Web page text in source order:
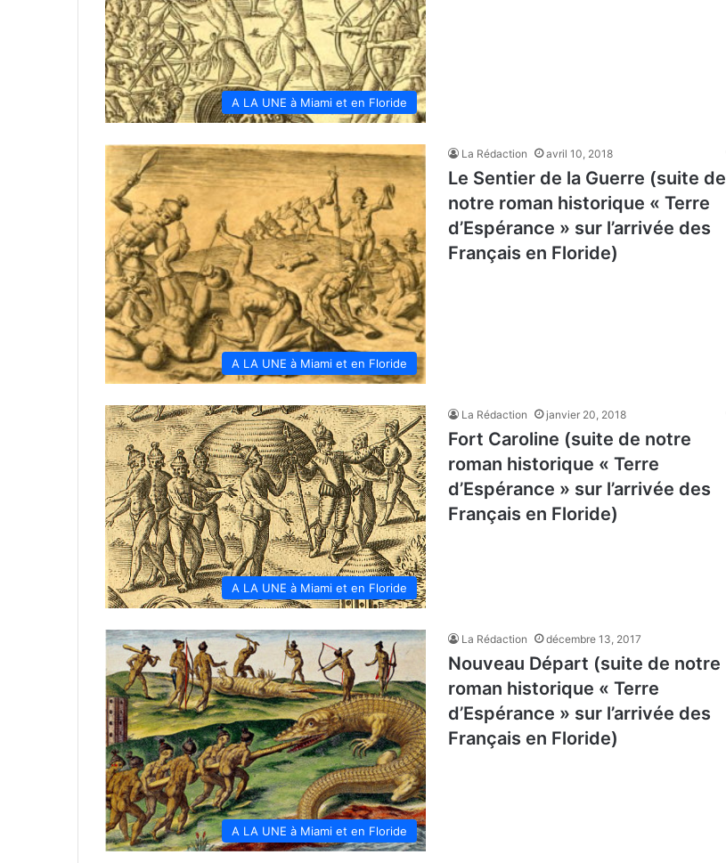
A LA UNE à Miami et en Floride
A LA UNE à Miami et en Floride
La Rédaction avril 10, 2018
Le Sentier de la Guerre (suite de
notre roman historique « Terre
d’Espérance » sur l’arrivée des
Français en Floride)
A LA UNE à Miami et en Floride
La Rédaction janvier 20, 2018
Fort Caroline (suite de notre
roman historique « Terre
d’Espérance » sur l’arrivée des
Français en Floride)
A LA UNE à Miami et en Floride
La Rédaction décembre 13, 2017
Nouveau Départ (suite de notre
roman historique « Terre
d’Espérance » sur l’arrivée des
Français en Floride)